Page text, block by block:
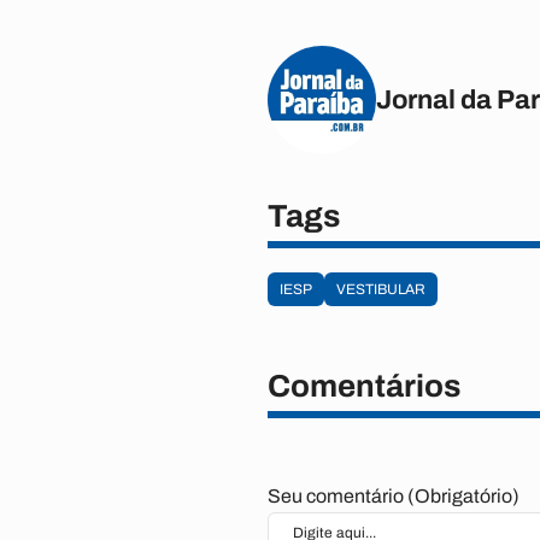
Jornal da
Tags
IESP VESTIBULAR
Comentários
Seu comentário (Obrigatório)